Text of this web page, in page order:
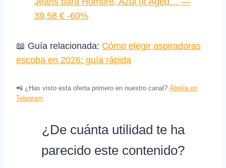
39,58 € -60%
📖 Guía relacionada: Cómo elegir aspiradoras
escoba en 2026: guía rápida
📲 ¿Has visto esta oferta primero en nuestro canal? Ábrela en
Telegram
¿De cuánta utilidad te ha
parecido este contenido?